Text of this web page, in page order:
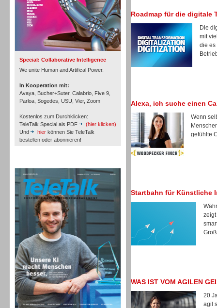
Special: Collaborative Intelligence
We unite Human and Artifical Power.
In Kooperation mit:
Avaya, Bucher+Suter, Calabrio, Five 9,
Parloa, Sogedes, USU, Vier, Zoom
Kostenlos zum Durchklicken:
TeleTalk Special als PDF
(hier klicken)
Und
hier können Sie TeleTalk
bestellen oder abonnieren!
Inbound
Inbound
Roadmap für die digitale
Die
mit
die es
Alexa, ich suche einen
Wenn
gefühlte
Startbahn für Künstliche
WAS IST VOM AGILEN
20
agil